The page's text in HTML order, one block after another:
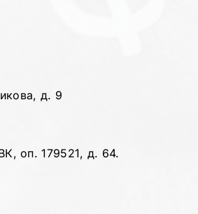
д. 9
оп. 179521, д. 64.